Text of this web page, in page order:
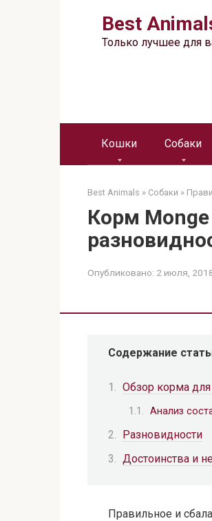
Best
Только лучшее для
Кошки Собаки
Best Animals » Собаки »
Корм Monge
Опубликовано: 2 июля,
Содержание
Обзор корма для
Анализ
Разновидности
Достоинства и
Правильное и